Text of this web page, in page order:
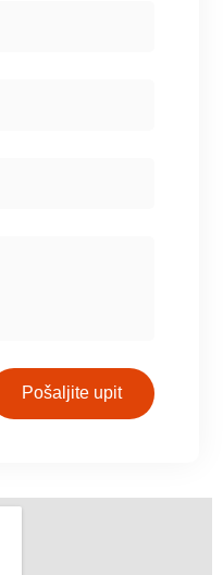
Pošaljite upit